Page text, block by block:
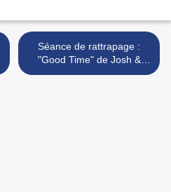
Séance de rattrapage :
"Good Time" de Josh &
Benny Safdie >